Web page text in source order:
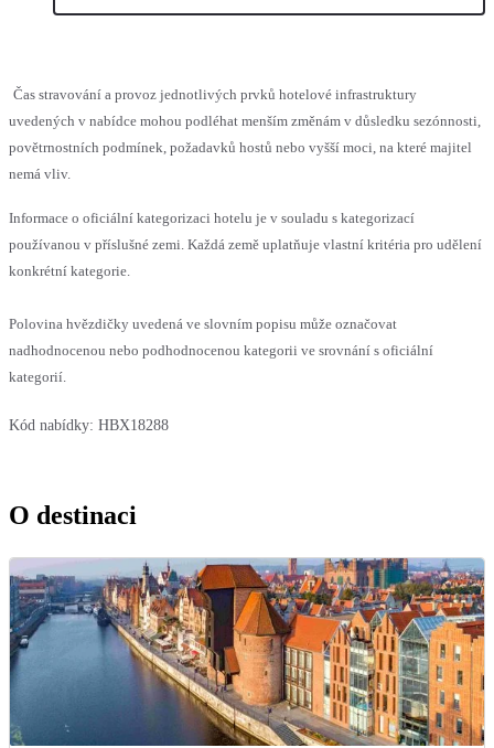
Čas stravování a provoz jednotlivých prvků hotelové infrastruktury
uvedených v nabídce mohou podléhat menším změnám v důsledku sezónnosti,
povětrnostních podmínek, požadavků hostů nebo vyšší moci, na které majitel
nemá vliv.
Informace o oficiální kategorizaci hotelu je v souladu s kategorizací
používanou v příslušné zemi. Každá země uplatňuje vlastní kritéria pro udělení
konkrétní kategorie.
Polovina hvězdičky uvedená ve slovním popisu může označovat
nadhodnocenou nebo podhodnocenou kategorii ve srovnání s oficiální
kategorií.
Kód nabídky: HBX18288
O destinaci